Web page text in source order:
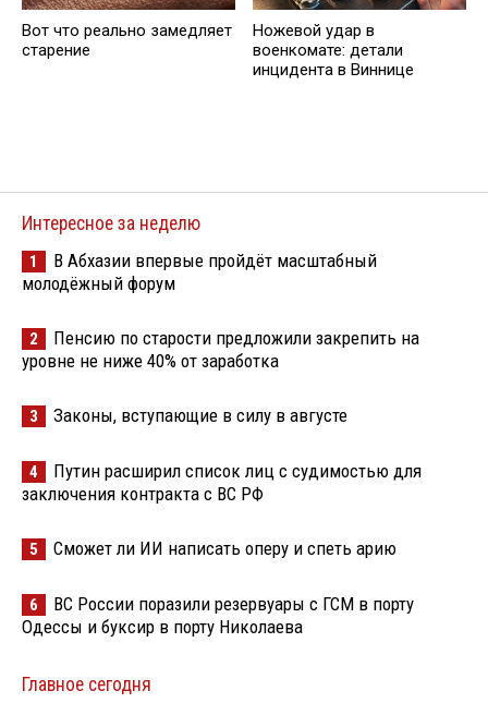
Вот что реально замедляет
старение
Ножевой удар в
военкомате: детали
инцидента в Виннице
Интересное за неделю
1
В Абхазии впервые пройдёт масштабный
молодёжный форум
2
Пенсию по старости предложили закрепить на
уровне не ниже 40% от заработка
3 Законы, вступающие в силу в августе
4
Путин расширил список лиц с судимостью для
заключения контракта с ВС РФ
5 Сможет ли ИИ написать оперу и спеть арию
6
ВС России поразили резервуары с ГСМ в порту
Одессы и буксир в порту Николаева
Главное сегодня